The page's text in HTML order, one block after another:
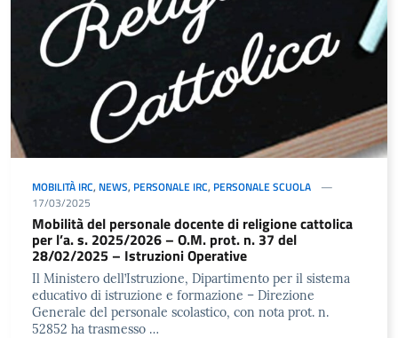
MOBILITÀ IRC, NEWS, PERSONALE IRC, PERSONALE SCUOLA
17/03/2025
Mobilità del personale docente di religione cattolica
per l’a. s. 2025/2026 – O.M. prot. n. 37 del
28/02/2025 – Istruzioni Operative
Il Ministero dell’Istruzione, Dipartimento per il sistema
educativo di istruzione e formazione – Direzione
Generale del personale scolastico, con nota prot. n.
52852 ha trasmesso …